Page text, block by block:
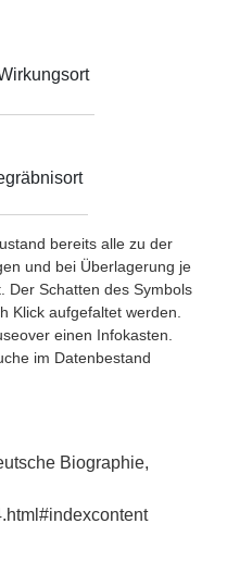
bereits alle zu der
und bei Überlagerung je
Der Schatten des Symbols
Klick aufgefaltet werden.
einen Infokasten.
im Datenbestand
Biographie,